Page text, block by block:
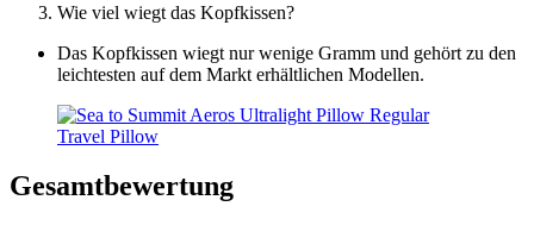
Wie viel wiegt das Kopfkissen?
Das Kopfkissen wiegt nur wenige Gramm und gehört zu den
leichtesten auf dem Markt erhältlichen Modellen.
Gesamtbewertung